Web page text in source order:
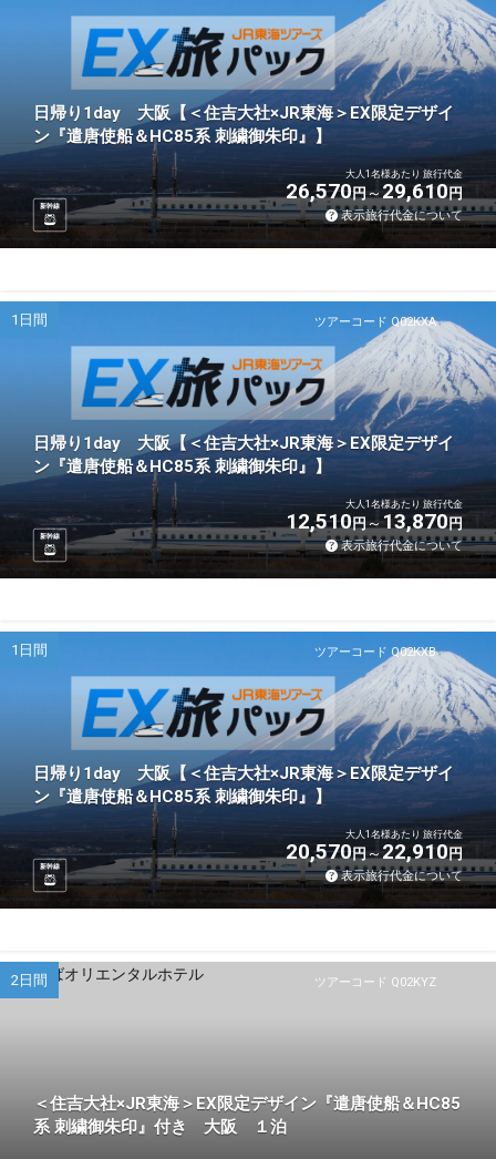
日帰り1day 大阪【＜住吉大社×JR東海＞EX限定デザイ
ン『遣唐使船＆HC85系 刺繍御朱印』】
新幹線
大人1名様あたり 旅行代金
26,570円 29,610円
表示旅行代金について
ツアーコード Q02KXA
1日間
日帰り1day 大阪【＜住吉大社×JR東海＞EX限定デザイ
ン『遣唐使船＆HC85系 刺繍御朱印』】
新幹線
大人1名様あたり 旅行代金
12,510円 13,870円
表示旅行代金について
ツアーコード Q02KXB
1日間
日帰り1day 大阪【＜住吉大社×JR東海＞EX限定デザイ
ン『遣唐使船＆HC85系 刺繍御朱印』】
新幹線
大人1名様あたり 旅行代金
20,570円 22,910円
表示旅行代金について
ツアーコード Q02KYZ
2日間
＜住吉大社×JR東海＞EX限定デザイン『遣唐使船＆HC85
系 刺繍御朱印』付き 大阪 １泊